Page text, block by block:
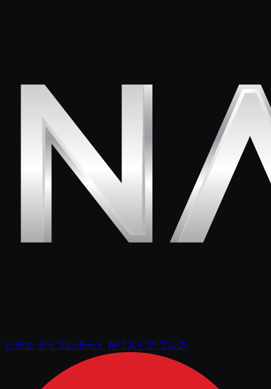
ビデオ ライブレポート APTストア プレス